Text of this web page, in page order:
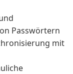
Passwörtern
mit